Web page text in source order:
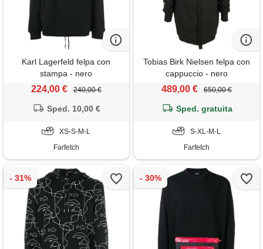
Karl Lagerfeld felpa con
stampa - nero
224,00 € 240,00 €
Sped. 10,00 €
XS-S-M-L
Farfetch
Tobias Birk Nielsen felpa con
cappuccio - nero
489,00 € 650,00 €
Sped. gratuita
S-XL-M-L
Farfetch